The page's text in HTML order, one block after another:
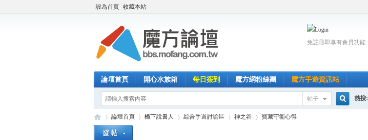
設為首頁 收藏本站
免註冊即享有會員功能
論壇首頁 開心水族箱 每日簽到 魔方網粉絲團 魔方手遊資訊站
帖子 熱搜:
論壇首頁 橋下說書人 綜合手遊討論區 神之谷 寶藏守衛心得